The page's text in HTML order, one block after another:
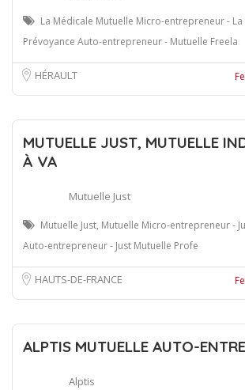
La Médicale Mutuelle Micro-entrepreneur - La
Prévoyance Auto-entrepreneur - Mutuelle Freela
HÉRAULT
MUTUELLE JUST, MUTUELLE
À VA
Mutuelle Just
Mutuelle Just, Mutuelle Micro-entrepreneur -
Auto-entrepreneur - Just Mutuelle Profe
HAUTS-DE-FRANCE
ALPTIS MUTUELLE AUTO-
Alptis